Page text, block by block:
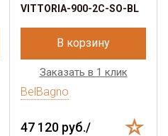
VITTORIA-900-2C-SO-BL
В корзину
Заказать в 1 клик
BelBagno
47 120 руб./